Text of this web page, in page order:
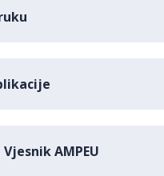
AMPEU